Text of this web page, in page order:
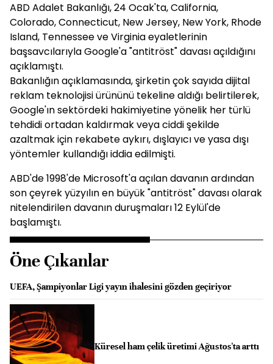
ABD Adalet Bakanlığı, 24 Ocak'ta, California,
Colorado, Connecticut, New Jersey, New York, Rhode
Island, Tennessee ve Virginia eyaletlerinin
başsavcılarıyla Google'a "antitröst" davası açıldığını
açıklamıştı.
Bakanlığın açıklamasında, şirketin çok sayıda dijital
reklam teknolojisi ürününü tekeline aldığı belirtilerek,
Google'ın sektördeki hakimiyetine yönelik her türlü
tehdidi ortadan kaldırmak veya ciddi şekilde
azaltmak için rekabete aykırı, dışlayıcı ve yasa dışı
yöntemler kullandığı iddia edilmişti.
ABD'de 1998'de Microsoft'a açılan davanın ardından
son çeyrek yüzyılın en büyük "antitröst" davası olarak
nitelendirilen davanın duruşmaları 12 Eylül'de
başlamıştı.
Öne Çıkanlar
UEFA, Şampiyonlar Ligi yayın ihalesini gözden geçiriyor
Küresel ham çelik üretimi Ağustos'ta arttı